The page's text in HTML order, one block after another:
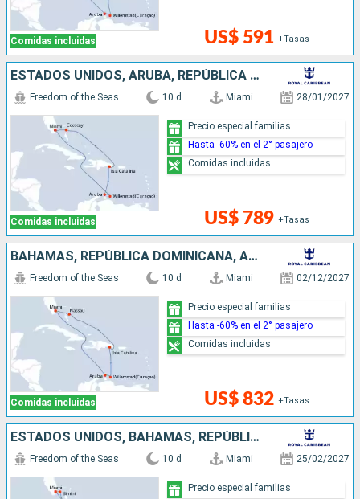
Comidas incluidas US$ 591 +Tasas
ESTADOS UNIDOS, ARUBA, REPÚBLICA DOMINICANA, BAHAMAS
Comidas incluidas
Freedom of the Seas 10 d Miami 28/01/2027
US$ 789 +Tasas
Precio especial familias
Hasta -60% en el 2° pasajero
Comidas incluidas
BAHAMAS, REPÚBLICA DOMINICANA, ARUBA, ESTADOS UNIDOS
Comidas incluidas
Freedom of the Seas 10 d Miami 02/12/2027
US$ 832 +Tasas
Precio especial familias
Hasta -60% en el 2° pasajero
Comidas incluidas
ESTADOS UNIDOS, BAHAMAS, REPÚBLICA DOMINICANA, ARUBA
Freedom of the Seas 10 d Miami 25/02/2027
Precio especial familias